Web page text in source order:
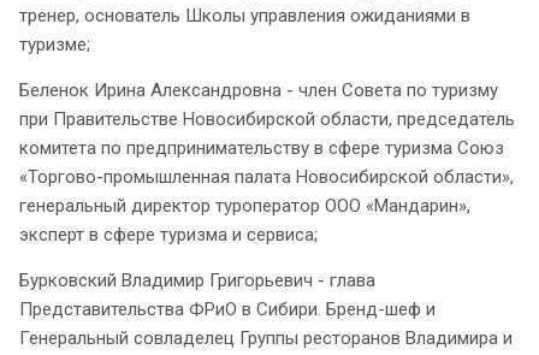
тренер, основатель Школы управления ожиданиями в
туризме;
Беленок Ирина Александровна - член Совета по туризму
при Правительстве Новосибирской области, председатель
комитета по предпринимательству в сфере туризма Союз
«Торгово-промышленная палата Новосибирской области»,
генеральный директор туроператор ООО «Мандарин»,
эксперт в сфере туризма и сервиса;
Бурковский Владимир Григорьевич - глава
Представительства ФРиО в Сибири. Бренд-шеф и
Генеральный совладелец Группы ресторанов Владимира и